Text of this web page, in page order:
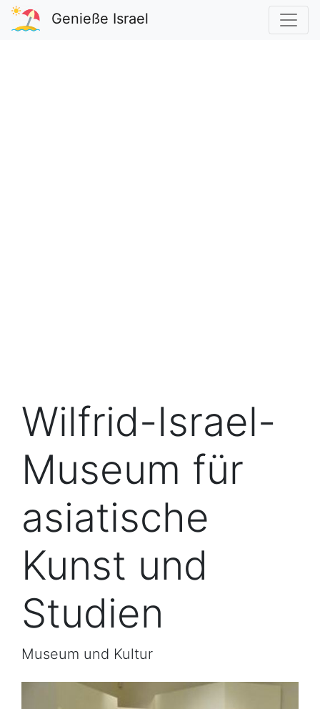
Genieße Israel
Wilfrid-Israel-
Museum für
asiatische
Kunst und
Studien
Museum und Kultur